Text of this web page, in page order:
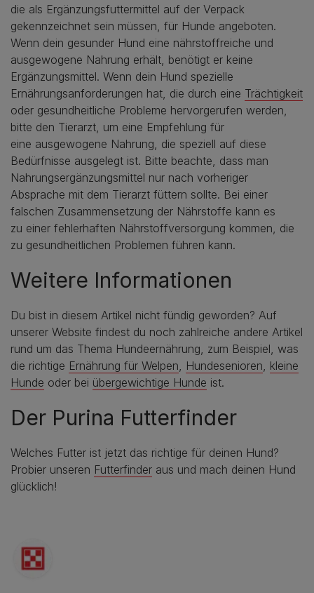
die als Ergänzungsfuttermittel auf der Verpack
gekennzeichnet sein müssen, für Hunde angeboten.
Wenn dein gesunder Hund eine nährstoffreiche und
ausgewogene Nahrung erhält, benötigt er keine
Ergänzungsmittel. Wenn dein Hund spezielle
Ernährungsanforderungen hat, die durch eine Trächtigkeit
oder gesundheitliche Probleme hervorgerufen werden,
bitte den Tierarzt, um eine Empfehlung für
eine ausgewogene Nahrung, die speziell auf diese
Bedürfnisse ausgelegt ist. Bitte beachte, dass man
Nahrungsergänzungsmittel nur nach vorheriger
Absprache mit dem Tierarzt füttern sollte. Bei einer
falschen Zusammensetzung der Nährstoffe kann es
zu einer fehlerhaften Nährstoffversorgung kommen, die
zu gesundheitlichen Problemen führen kann.
Weitere Informationen
Du bist in diesem Artikel nicht fündig geworden? Auf
unserer Website findest du noch zahlreiche andere Artikel
rund um das Thema Hundeernährung, zum Beispiel, was
die richtige Ernährung für Welpen Hundesenioren kleine
Hunde oder bei übergewichtige Hunde ist.
Der Purina Futterfinder
Welches Futter ist jetzt das richtige für deinen Hund?
Probier unseren Futterfinder aus und mach deinen Hund
glücklich!